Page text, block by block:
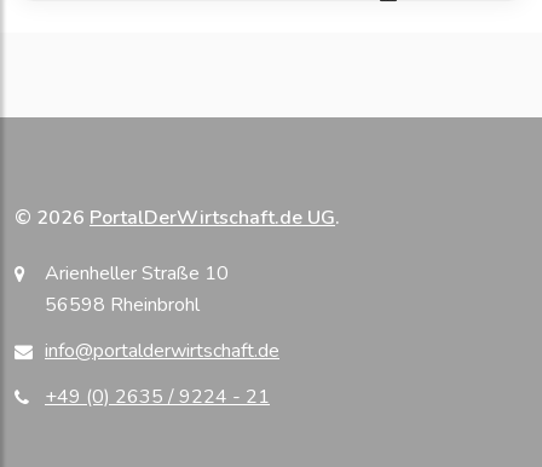
© 2026 PortalDerWirtschaft.de UG.
Arienheller Straße 10
56598 Rheinbrohl
info@portalderwirtschaft.de
+49 (0) 2635 / 9224 - 21